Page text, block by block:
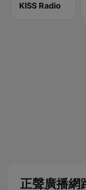
KISS Radio
正聲廣播網